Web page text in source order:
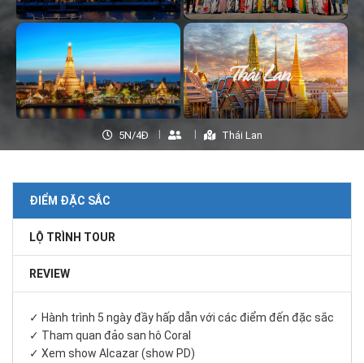
5N/4Đ Thái Lan
ĐIỂM ĐẶC SẮC
LỘ TRÌNH TOUR
REVIEW
✓ Hành trình 5 ngày đầy hấp dẫn với các điểm đến đặc sắc
✓ Tham quan đảo san hô Coral
✓ Xem show Alcazar (show PD)